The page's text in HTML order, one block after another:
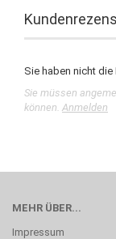
Sie haben nicht
Sie müssen
können. Anmelden
MEHR ÜBER...
Impressum